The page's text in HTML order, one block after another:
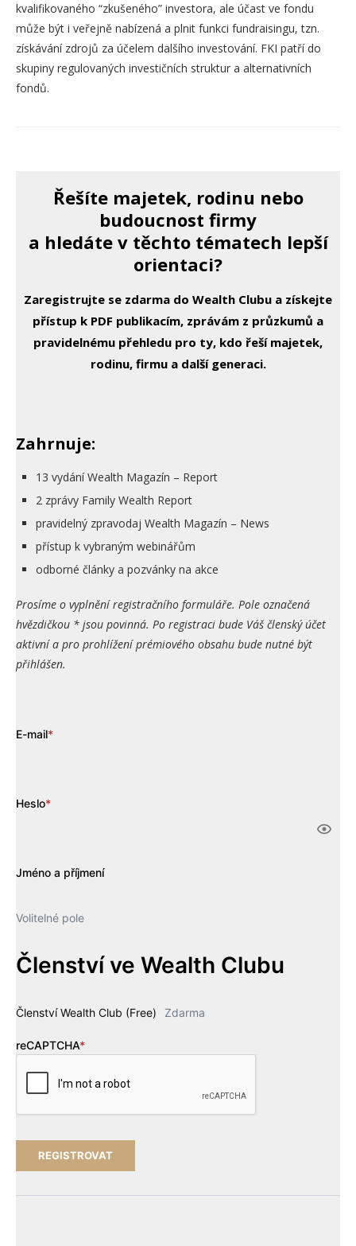
kvalifikovaného “zkušeného” investora, ale účast ve fondu
může být i veřejně nabízená a plnit funkci fundraisingu, tzn.
získávání zdrojů za účelem dalšího investování. FKI patří do
skupiny regulovaných investičních struktur a alternativních
fondů.
Řešíte majetek, rodinu nebo
budoucnost firmy
a hledáte v těchto tématech lepší
orientaci?
Zaregistrujte se zdarma do Wealth Clubu a získejte
přístup k PDF publikacím, zprávám z průzkumů a
pravidelnému přehledu pro ty, kdo řeší majetek,
rodinu, firmu a další generaci.
Zahrnuje:
13 vydání Wealth Magazín – Report
2 zprávy Family Wealth Report
pravidelný zpravodaj Wealth Magazín – News
přístup k vybraným webinářům
odborné články a pozvánky na akce
Prosíme o vyplnění registračního formuláře. Pole označená
hvězdičkou * jsou povinná. Po registraci bude Váš členský účet
aktivní a pro prohlížení prémiového obsahu bude nutné být
přihlášen.
E-mail*
Heslo*
Jméno a příjmení
Volitelné pole
Členství ve Wealth Clubu
Členství Wealth Club (Free) Zdarma
reCAPTCHA*